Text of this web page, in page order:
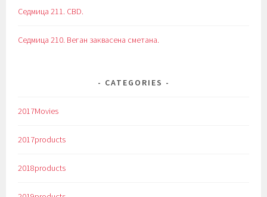
Седмица 211. CBD.
Седмица 210. Веган заквасена сметана.
CATEGORIES
2017Movies
2017products
2018products